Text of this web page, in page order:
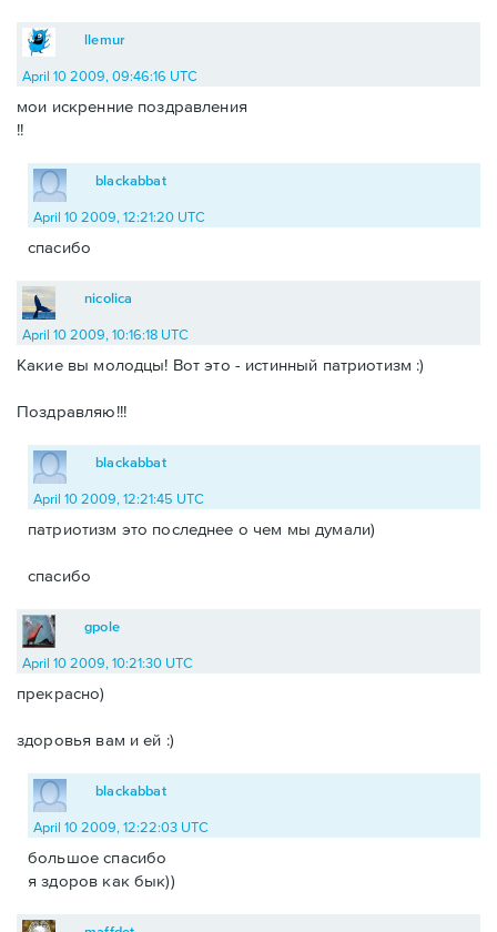
llemur
April 10 2009, 09:46:16 UTC
мои искренние поздравления
!!
blackabbat
April 10 2009, 12:21:20 UTC
спасибо
nicolica
April 10 2009, 10:16:18 UTC
Какие вы молодцы! Вот это - истинный патриотизм :)
Поздравляю!!!
blackabbat
April 10 2009, 12:21:45 UTC
патриотизм это последнее о чем мы думали)
спасибо
gpole
April 10 2009, 10:21:30 UTC
прекрасно)
здоровья вам и ей :)
blackabbat
April 10 2009, 12:22:03 UTC
большое спасибо
я здоров как бык))